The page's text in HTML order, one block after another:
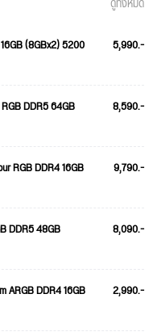
(8GBx2) 5200
5,990.-
DDR5 64GB
8,590.-
RGB DDR4 16GB
9,790.-
DDR5 48GB
8,090.-
ARGB DDR4 16GB
2,990.-